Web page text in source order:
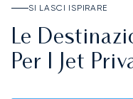
SI LASCI ISPIRARE
Le
Per I Jet